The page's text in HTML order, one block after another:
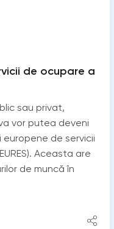
de ocupare a
sau privat,
vor putea deveni
de servicii
Aceasta are
de muncă în